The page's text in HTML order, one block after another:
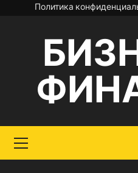
Перейти
содержимому
Политика
меню